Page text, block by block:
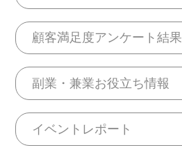
顧客満足度アンケート結果
副業・兼業お役立ち情報
イベントレポート